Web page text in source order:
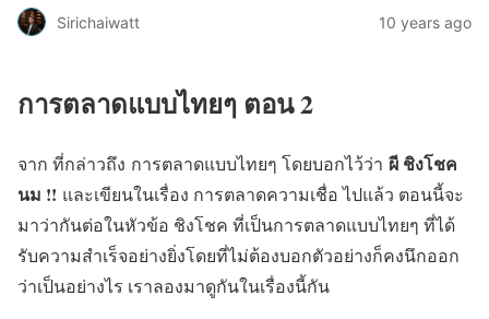
Sirichaiwatt 10 years ago
การตลาดแบบไทยๆ ตอน 2
จาก ที่กล่าวถึง การตลาดแบบไทยๆ โดยบอกไว้ว่า ผี ชิงโชค
นม !! และเขียนในเรื่อง การตลาดความเชื่อ ไปแล้ว ตอนนี้จะ
มาว่ากันต่อในหัวข้อ ชิงโชค ที่เป็นการตลาดแบบไทยๆ ที่ได้
รับความสำเร็จอย่างยิ่งโดยที่ไม่ต้องบอกตัวอย่างก็คงนึกออก
ว่าเป็นอย่างไร เราลองมาดูกันในเรื่องนี้กัน